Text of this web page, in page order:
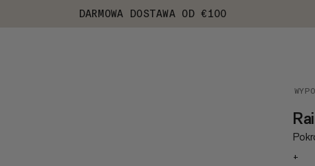
DARMOWA DOSTAWA OD €100
+